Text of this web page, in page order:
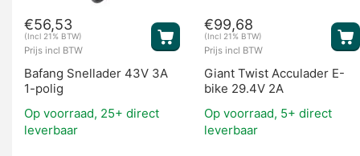
€56,53
(Incl 21% BTW)
Prijs incl BTW
Bafang Snellader 43V 3A
1-polig
Op voorraad, 25+ direct
leverbaar
€99,68
(Incl 21% BTW)
Prijs incl BTW
Giant Twist Acculader E-
bike 29.4V 2A
Op voorraad, 5+ direct
leverbaar